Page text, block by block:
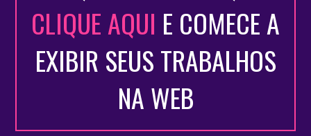
CLIQUE AQUI E COMECE A
EXIBIR SEUS TRABALHOS
NA WEB